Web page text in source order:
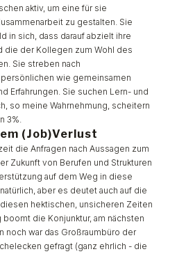
aktiv, um eine für sie
zu gestalten. Sie
in sich, dass darauf abzielt ihre
die der Kollegen zum Wohl des
Sie streben nach
wie gemeinsamen
Erfahrungen. Sie suchen Lern- und
so meine Wahrnehmung, scheitern
3%.
(Job)Verlust
die Anfragen nach Aussagen zum
Zukunft von Berufen und Strukturen
auf dem Weg in diese
aber es deutet auch auf die
hektischen, unsicheren Zeiten
die Konjunktur, am nächsten
noch war das Großraumbüro der
gefragt (ganz ehrlich - die